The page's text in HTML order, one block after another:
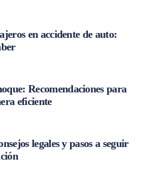
en accidente de auto:
Recomendaciones para
eficiente
legales y pasos a seguir